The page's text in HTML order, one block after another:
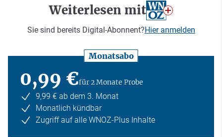
Weiterlesen mit
Sie sind bereits Digital-Abonnent?Hier anmelden
Monatsabo
0,99 €für 2 Monate Probe
9,99 € ab dem 3. Monat
Monatlich kündbar
Zugriff auf alle WNOZ-Plus Inhalte